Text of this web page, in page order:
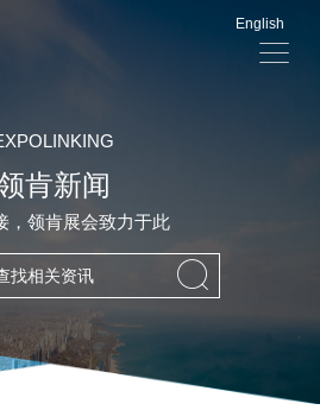
English
显
肯新闻
，领肯展会致力于此